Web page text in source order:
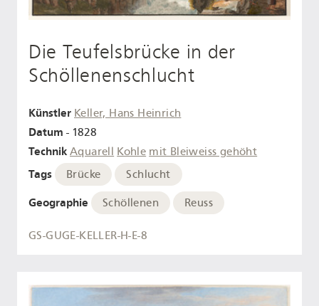
Die Teufelsbrücke in der
Schöllenenschlucht
Künstler Keller, Hans Heinrich
Datum - 1828
Technik Aquarell Kohle mit Bleiweiss gehöht
Tags Brücke Schlucht
Geographie Schöllenen Reuss
GS-GUGE-KELLER-H-E-8